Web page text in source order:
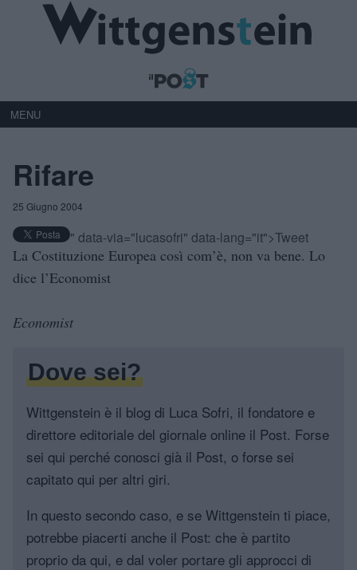
MENU
Rifare
25 Giugno 2004
" data-via="lucasofri" data-lang="it">Tweet
La Costituzione Europea così com’è, non va bene. Lo
dice l’Economist
Economist
Dove sei?
Wittgenstein è il blog di Luca Sofri, il fondatore e
direttore editoriale del giornale online il Post. Forse
sei qui perché conosci già il Post, o forse sei
capitato qui per altri giri.
In questo secondo caso, e se Wittgenstein ti piace,
potrebbe piacerti anche il Post: che è partito
proprio da qui, e dal voler portare gli approcci di